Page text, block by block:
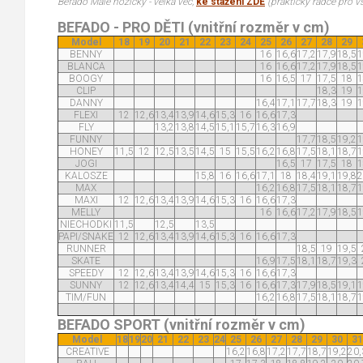
BEFADO - PRO DĚTI (vnitřní rozměr v cm)
Model 18 19 20 21 22 23 24 25 26 27 28 29
BENNY
16 16,617,2 17,9 18,5
BLANCA
16 16,617,2 17,9 18,5
BOOGY
16 16,5 17 17,5 18
CLIP
18,3 19
DANNY
16,4 17,1 17,7 18,3 19
FLEXI
12 12,613,4 13,9 14,615,3 16 16,617,3
FLY
13,2 13,8 14,5 15,1 15,7 16,316,9
FUNNY
17,7 18,5 19,2
HONEY
11,5 12 12,5 13,5 14,5 15 15,5 16,2 16,8 17,5 18,1 18,7
JOGI
16,5 17 17,5 18
KALOSZE
15,8 16 16,617,1 18 18,4 19,1 19,8
MAX
16,2 16,8 17,5 18,1 18,7
MAXI
12 12,613,4 13,9 14,615,3 16 16,617,3
MELLY
16 16,617,2 17,9 18,5
NIECHODKI 11,5 12,5
13,5
PAPI/SNAKE 12 12,613,4 13,9 14,615,3 16 16,617,3
RUNNER
18,5 19 19,5
SKATE
16,9 17,5 18,1 18,7 19,3
SPEEDY
12 12,613,4 13,9 14,615,3 16 16,617,3
SUNNY
12 12,613,4 14,4 15 15,3 16 16,617,317,9 18,5 19,1
TIM/FUN
16,2 16,8 17,5 18,1 18,7
BEFADO SPORT (vnitřní rozměr v cm)
Model 181920 21 22 23 24 25 26 27 28 29 30 31
CREATIVE
16,2 16,8 17,2 17,7 18,7 19,2